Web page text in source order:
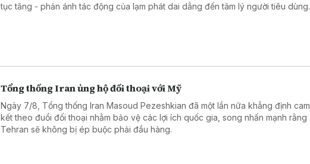
tục tăng - phản ánh tác động của lạm phát dai dẳng đến tâm lý người tiêu dùng.
Tổng thống Iran ủng hộ đối thoại với Mỹ
Ngày 7/8, Tổng thống Iran Masoud Pezeshkian đã một lần nữa khẳng định cam
kết theo đuổi đối thoại nhằm bảo vệ các lợi ích quốc gia, song nhấn mạnh rằng
Tehran sẽ không bị ép buộc phải đầu hàng.